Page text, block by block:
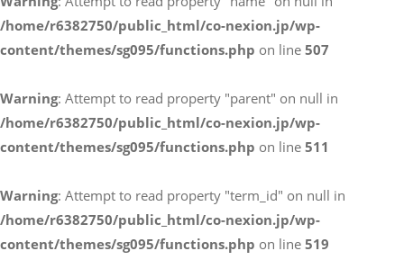
料金表
お問い合わせ
03-6823-8603
メールでのお問い合わせ
CONTACT
/home/r6382750/public_html/co-nexion.jp/wp-
content/themes/sg095/functions.php on line 507
Warning: Attempt to read property "parent" on null in
/home/r6382750/public_html/co-nexion.jp/wp-
content/themes/sg095/functions.php on line 511
Warning: Attempt to read property "term_id" on null in
/home/r6382750/public_html/co-nexion.jp/wp-
content/themes/sg095/functions.php on line 519